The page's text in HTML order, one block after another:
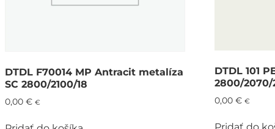
DTDL F70014 MP Antracit metalíza
SC 2800/2100/18
0,00 € €
DTDL 101
2800/2070/
0,00€ €